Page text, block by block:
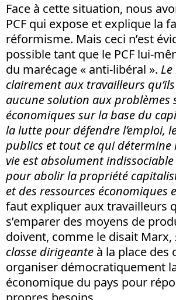
Face à cette situation, nous
PCF qui expose et explique la
réformisme. Mais ceci n’est
possible tant que le PCF lui-
du marécage « anti-libéral ».
clairement aux travailleurs
aucune solution aux problèmes
économiques sur la base du
la lutte pour défendre l’emploi,
publics et tout ce qui détermine
vie est absolument
pour abolir la propriété
et des ressources économiques
faut expliquer aux travailleurs
s’emparer des moyens de
doivent, comme le disait Marx,
classe dirigeante à la place des
organiser démocratiquement
économique du pays pour